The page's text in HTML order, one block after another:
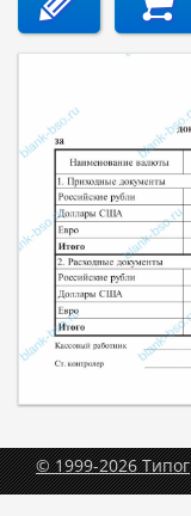
© 1999-2026